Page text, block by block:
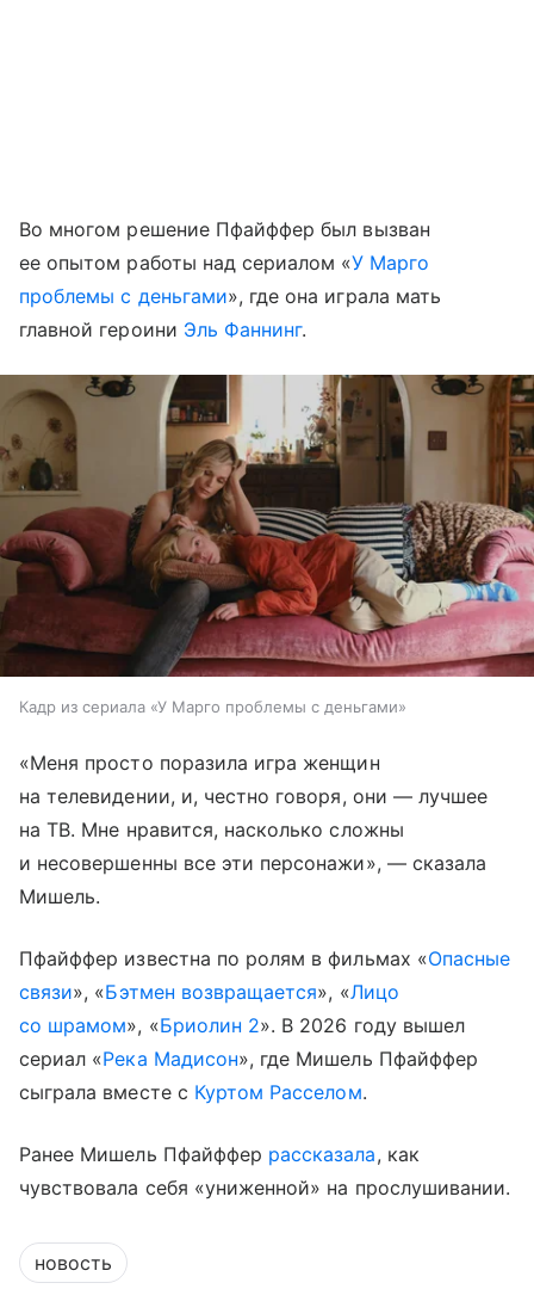
Во многом решение Пфайффер был вызван
ее опытом работы над сериалом «У Марго
проблемы с деньгами», где она играла мать
главной героини Эль Фаннинг.
Кадр из сериала «У Марго проблемы с деньгами»
«Меня просто поразила игра женщин
на телевидении, и, честно говоря, они — лучшее
на ТВ. Мне нравится, насколько сложны
и несовершенны все эти персонажи», — сказала
Мишель.
Пфайффер известна по ролям в фильмах «Опасные
связи», «Бэтмен возвращается», «Лицо
со шрамом», «Бриолин 2». В 2026 году вышел
сериал «Река Мадисон», где Мишель Пфайффер
сыграла вместе с Куртом Расселом.
Ранее Мишель Пфайффер рассказала, как
чувствовала себя «униженной» на прослушивании.
новость